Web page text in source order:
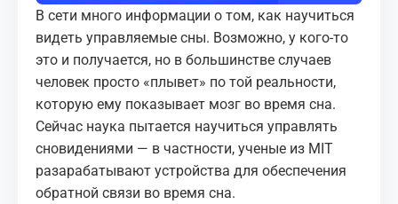
В сети много информации о том, как научиться
видеть управляемые сны. Возможно, у кого-то
это и получается, но в большинстве случаев
человек просто «плывет» по той реальности,
которую ему показывает мозг во время сна.
Сейчас наука пытается научиться управлять
сновидениями — в частности, ученые из MIT
разарабатывают устройства для обеспечения
обратной связи во время сна.